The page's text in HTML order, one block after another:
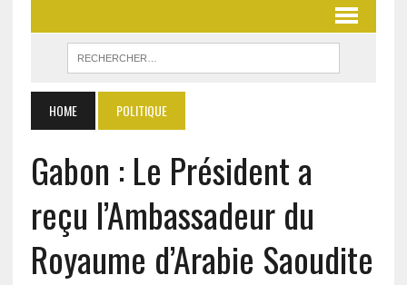
HOME POLITIQUE
Gabon : Le Président a
reçu l’Ambassadeur du
Royaume d’Arabie Saoudite